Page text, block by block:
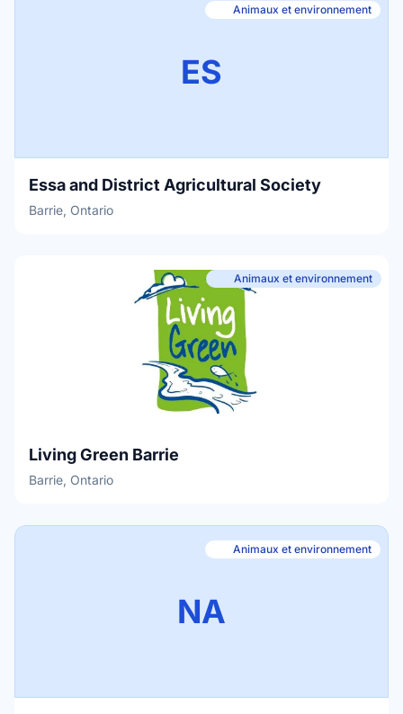
ES
Animaux et environnement
Essa and District Agricultural Society
Barrie, Ontario
Animaux et environnement
Living Green Barrie
Barrie, Ontario
NA
Animaux et environnement